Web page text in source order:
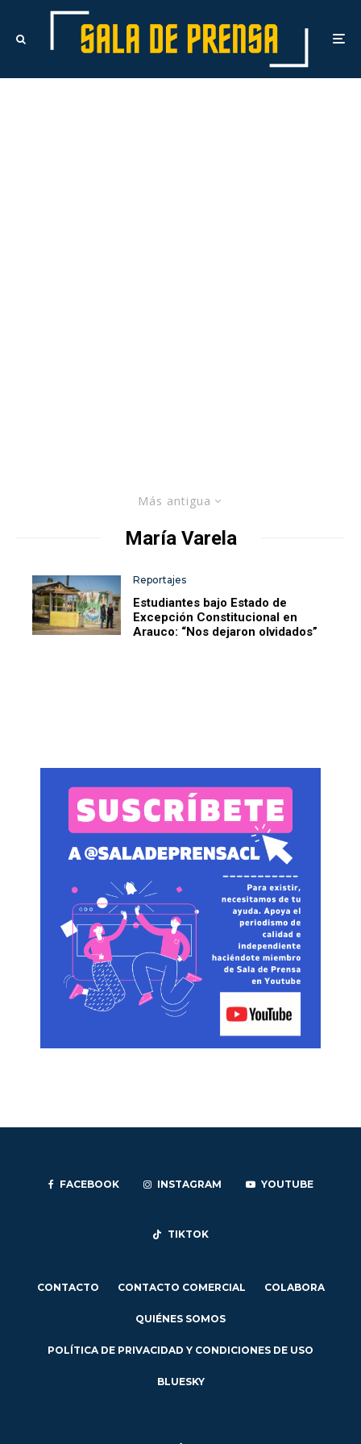
Más antigua
María Varela
Reportajes
Estudiantes bajo Estado de
Excepción Constitucional en
Arauco: “Nos dejaron olvidados”
FACEBOOK INSTAGRAM YOUTUBE
TIKTOK
CONTACTO CONTACTO COMERCIAL COLABORA
QUIÉNES SOMOS
POLÍTICA DE PRIVACIDAD Y CONDICIONES DE USO
BLUESKY